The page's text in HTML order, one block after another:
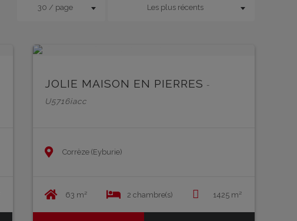
30 / page Les plus récents
EN SAVOIR PLUS
JOLIE MAISON EN PIERRES -
U5716iacc
Corrèze (Eyburie)
63 m² 2 chambre(s) 1425 m²